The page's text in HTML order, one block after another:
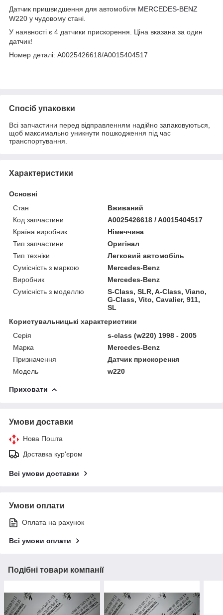
Датчик пришвидшення для автомобіля MERCEDES-BENZ
W220 у чудовому стані.
У наявності є 4 датчики прискорення. Ціна вказана за один
датчик!
Номер деталі: A0025426618/A0015404517
Спосіб упаковки
Всі запчастини перед відправленням надійно запаковуються,
щоб максимально уникнути пошкодження під час
транспортування.
Характеристики
Основні
Стан
Вживаний
Код запчастини
A0025426618 / A0015404517
Країна виробник
Німеччина
Тип запчастини
Оригінал
Тип техніки
Легковий автомобіль
Сумісність з маркою
Mercedes-Benz
Виробник
Mercedes-Benz
Сумісність з моделлю
S-Class, SLR, A-Class, Viano,
G-Class, Vito, Cavalier, 911,
SL
Користувальницькі характеристики
Серія
s-class (w220) 1998 - 2005
Марка
Mercedes-Benz
Призначення
Датчик прискорення
Модель
w220
Приховати
Умови доставки
Нова Пошта
Доставка кур'єром
Всі умови доставки
Умови оплати
Оплата на рахунок
Всі умови оплати
Подібні товари компанії